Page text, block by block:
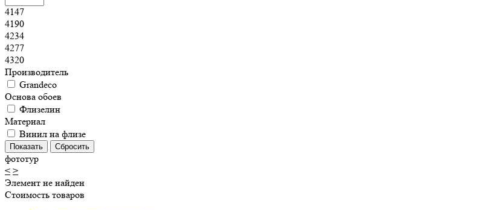
4147
4190
4234
4277
4320
Производитель
Grandeco
Основа обоев
Флизелин
Материал
Винил на флизе
фототур
< >
Элемент не найден
Стоимость товаров